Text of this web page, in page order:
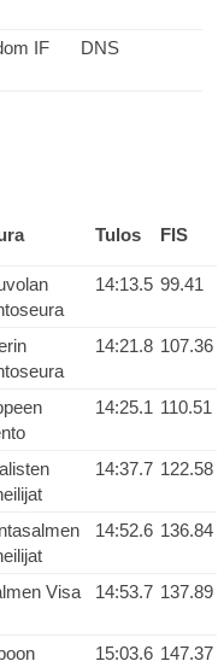
IF DNS
Tulos FIS
14:13.5 99.41
14:21.8 107.36
14:25.1 110.51
14:37.7 122.58
14:52.6 136.84
Visa 14:53.7 137.89
15:03.6 147.37